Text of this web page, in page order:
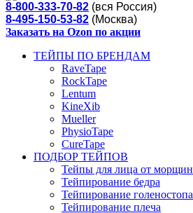
8-800-333-70-82 (вся Россия)
8-495-150-53-82 (Москва)
Заказать на Ozon по акции
ТЕЙПЫ ПО БРЕНДАМ
RaveTape
RockTape
Lentum
KineXib
Mueller
PhysioTape
CureTape
ПОДБОР ТЕЙПОВ
Тейпы для лица от морщин
Тейпирование бедра
Тейпирование голеностопа
Тейпирование плеча